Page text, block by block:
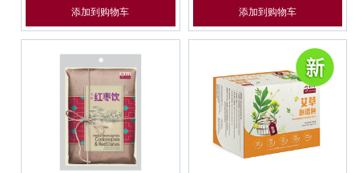
添加到购物车 添加到购物车